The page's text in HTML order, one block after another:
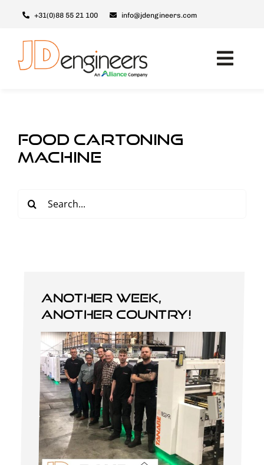
inhoud
+31(0)88 55 21 100 info@jdengineers.com
Upgrades
food cartoning
machine
Zoeken
naar:
Another week,
another country!